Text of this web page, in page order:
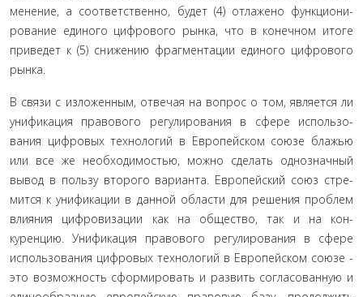
менение, а соответственно, будет (4) отлажено функциони­
рование единого цифрового рынка, что в конечном итоге
приведет к (5) снижению фрагментации единого цифрового
рынка.
В связи с изложенным, отвечая на вопрос о том, является ли
унификация правового регулирования в сфере использо­
вания цифровых технологий в Европейском союзе блажью
или все же необходимостью, можно сделать однозначный
вывод в пользу второго варианта. Европейский союз стре­
мится к унификации в данной области для решения про­блем
влияния цифровизации как на общество, так и на кон­
куренцию. Унификация правового регулирования в сфере
использования цифровых технологий в Европейском союзе -
это возможность сформировать и развить согласованную и